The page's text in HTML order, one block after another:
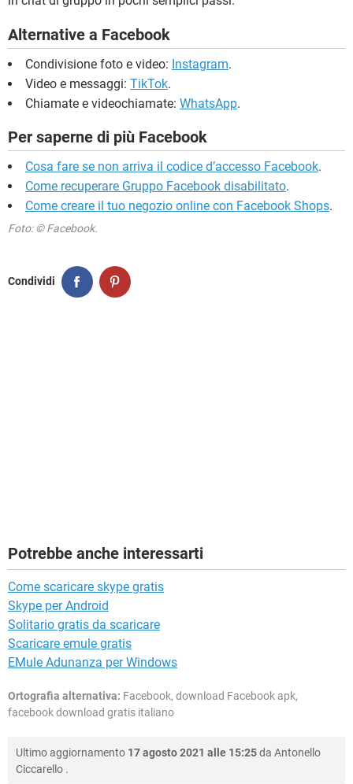
Alternative a Facebook
Condivisione foto e video: Instagram.
Video e messaggi: TikTok.
Chiamate e videochiamate: WhatsApp.
Per saperne di più Facebook
Cosa fare se non arriva il codice d’accesso Facebook.
Come recuperare Gruppo Facebook disabilitato.
Come creare il tuo negozio online con Facebook Shops.
Foto: © Facebook.
Condividi
Potrebbe anche interessarti
Come scaricare skype gratis
Skype per Android
Solitario gratis da scaricare
Scaricare emule gratis
EMule Adunanza per Windows
Ortografia alternativa: Facebook, download Facebook apk,
facebook download gratis italiano
Ultimo aggiornamento 17 agosto 2021 alle 15:25da Antonello
Ciccarello .